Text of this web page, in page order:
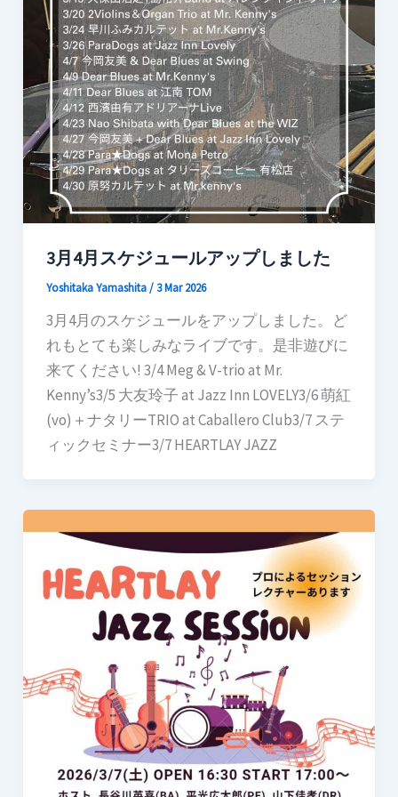
3月4月スケジュールアップしました
Yoshitaka Yamashita/ 3 Mar 2026
3月4月のスケジュールをアップしました。ど
れもとても楽しみなライブです。是非遊びに
来てください! 3/4 Meg & V-trio at Mr.
Kenny’s3/5 大友玲子 at Jazz Inn LOVELY3/6 萌紅
(vo)＋ナタリーTRIO at Caballero Club3/7 ステ
ィックセミナー3/7 HEARTLAY JAZZ